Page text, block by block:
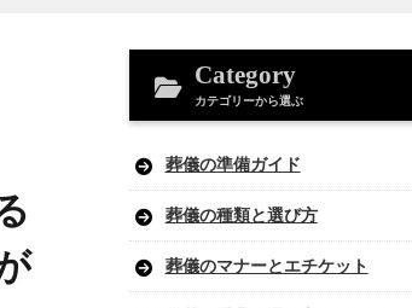
Category
カテゴリーから選ぶ
葬儀の準備ガイド
葬儀の種類と選び方
葬儀のマナーとエチケット